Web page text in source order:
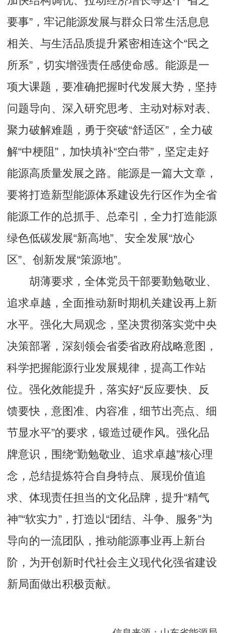
要事”，牢记能源发展与群众日常生活息息
相关、与生活品质提升紧密相连这个“民之
所系”，切实增强责任感使命感。能源是一
项大课题，要准确把握时代发展大势，坚持
问题导向、深入研究思考、主动对标对表、
聚力破解难题，勇于突破“舒适区”，全力破
解“中梗阻”，加快填补“空白带”，坚定走好
能源高质量发展之路。能源是一篇大文章，
要将打造新型能源体系建设先行区作为全省
能源工作的总抓手、总牵引，全力打造能源
绿色低碳发展“新高地”、安全发展“放心
区”、创新发展“策源地”。
胡薄要求，全体党员干部要勤勉敬业、
追求卓越，全面推动新时期机关建设再上新
水平。强化大局观念，坚决贯彻落实党中央
决策部署，深刻领会省委省政府战略意图，
科学把握能源行业发展规律，提高工作站
位。强化效能提升，落实好“反应要快、反
馈要快，意图准、内容准，细节出亮点、细
节显水平”的要求，锻造过硬作风。强化品
牌意识，围绕“勤勉敬业、追求卓越”核心理
念，总结提炼符合自身特点、展现价值追
求、体现责任担当的文化品牌，提升“精气
神”“软实力”，打造以“团结、斗争、服务”为
导向的一流团队，推动能源事业再上新台
阶，为开创新时代社会主义现代化强省建设
新局面做出积极贡献。